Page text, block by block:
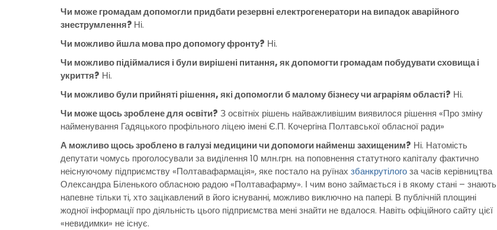
Чи може громадам допомогли придбати резервні електрогенератори на випадок аварійного
знеструмлення? Ні.
Чи можливо йшла мова про допомогу фронту? Ні.
Чи можливо підіймалися і були вирішені питання, як допомогти громадам побудувати сховища і
укриття? Ні.
Чи можливо були прийняті рішення, які допомогли б малому бізнесу чи аграріям області? Ні.
Чи може щось зроблене для освіти? З освітніх рішень найважливішим виявилося рішення «Про зміну
найменування Гадяцького профільного ліцею імені Є.П. Кочергіна Полтавської обласної ради»
А можливо щось зроблено в галузі медицини чи допомоги найменш захищеним? Ні. Натомість
депутати чомусь проголосували за виділення 10 млн.грн. на поповнення статутного капіталу фактично
неіснуючому підприємству «Полтавафармація», яке постало на руїнах збанкрутілогоза часів керівництва
Олександра Біленького обласною радою «Полтавафарму». І чим воно займається і в якому стані – знають
напевне тільки ті, хто зацікавлений в його існуванні, можливо виключно на папері. В публічній площині
жодної інформації про діяльність цього підприємства мені знайти не вдалося. Навіть офіційного сайту цієї
«невидимки» не існує.